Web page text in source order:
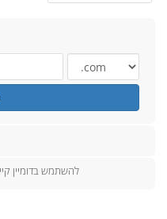
להשתמש בדומיין